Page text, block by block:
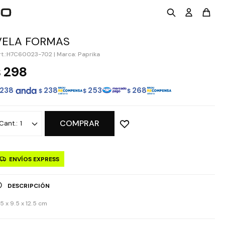
FORMAS
H7C60023-702 | Marca: Paprika
298
238 $ 238 $ 253 $ 268
1 COMPRAR
ENVÍOS EXPRESS
DESCRIPCIÓN
x 9.5 x 12.5 cm